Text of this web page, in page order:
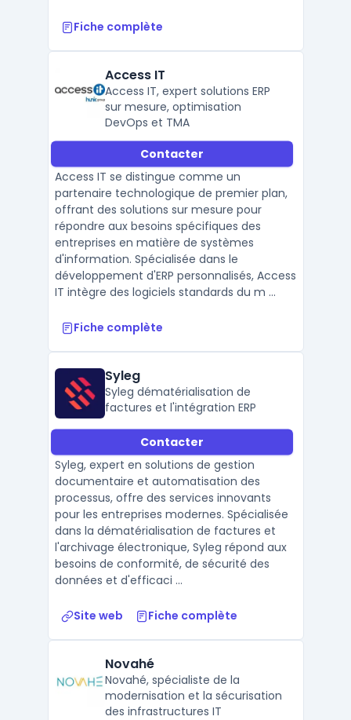
Fiche complète
Access IT
Access IT, expert solutions ERP
sur mesure, optimisation
DevOps et TMA
Contacter
Access IT se distingue comme un
partenaire technologique de premier plan,
offrant des solutions sur mesure pour
répondre aux besoins spécifiques des
entreprises en matière de systèmes
d'information. Spécialisée dans le
développement d'ERP personnalisés, Access
IT intègre des logiciels standards du m ...
Fiche complète
Syleg
Syleg dématérialisation de
factures et l'intégration ERP
Contacter
Syleg, expert en solutions de gestion
documentaire et automatisation des
processus, offre des services innovants
pour les entreprises modernes. Spécialisée
dans la dématérialisation de factures et
l'archivage électronique, Syleg répond aux
besoins de conformité, de sécurité des
données et d'efficaci ...
Site web Fiche complète
Novahé
Novahé, spécialiste de la
modernisation et la sécurisation
des infrastructures IT